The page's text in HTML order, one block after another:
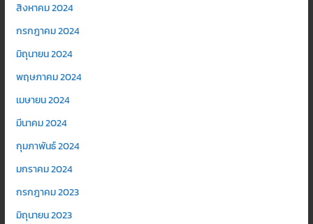
สิงหาคม 2024
กรกฎาคม 2024
มิถุนายน 2024
พฤษภาคม 2024
เมษายน 2024
มีนาคม 2024
กุมภาพันธ์ 2024
มกราคม 2024
กรกฎาคม 2023
มิถุนายน 2023